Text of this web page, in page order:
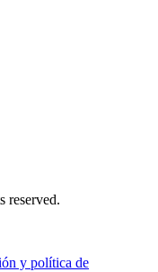
reserved.
y política de